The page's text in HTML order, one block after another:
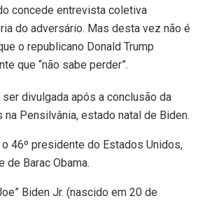
concede entrevista coletiva
do adversário. Mas desta vez não é
o republicano Donald Trump
que “não sabe perder”.
divulgada após a conclusão da
Pensilvânia, estado natal de Biden.
46º presidente do Estados Unidos,
Barac Obama.
Biden Jr. (nascido em 20 de